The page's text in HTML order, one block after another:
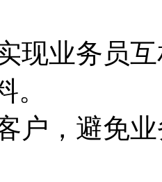
现业务员
。
户，避免